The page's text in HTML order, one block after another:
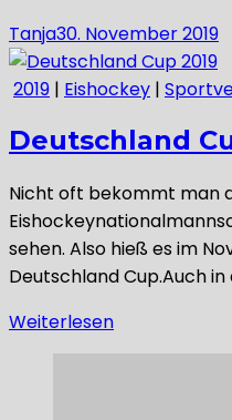
Tanja30. November 2019
2019 | Eishockey |
Deutschland
Nicht oft bekommt man
sehen. Also hieß es im
Deutschland Cup.Auch
Weiterlesen